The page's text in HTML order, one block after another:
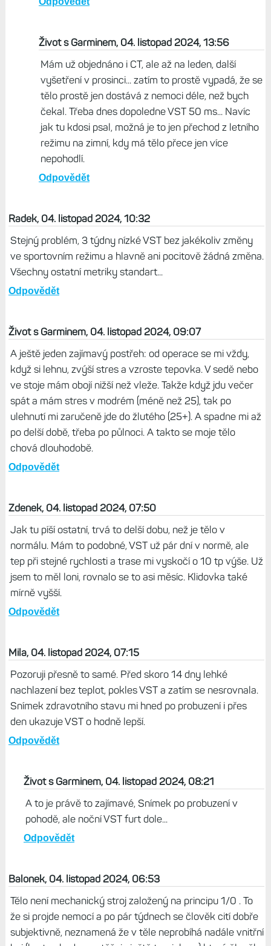
Život s Garminem, 04. listopad 2024, 14:02
jen mi to prostě přijde zvláštní. Faktem ale je, že
mám v průběhu roku období, kdy mám VST spíše
nižší, a naopak období, kdy mi roste nad hranici
optima a tam se drželo klidně měsíc. A pak zase
spadne dolů. Takové jakési dlouhodobé výkyvy...
Odpovědět
Mám už objednáno i CT, ale až na leden, další
tělo prostě jen dostává z nemoci déle, než bych
čekal. Třeba dnes dopoledne VST 50 ms... Navíc
jak tu kdosi psal, možná je to jen přechod z letního
režimu na zimní, kdy má tělo přece jen více
Odpovědět
Radek, 04. listopad 2024, 10:32
Stejný problém, 3 týdny nízké VST bez jakékoliv změny
ve sportovním režimu a hlavně ani pocitově žádná změna.
Všechny ostatní metriky standart...
Odpovědět
A ještě jeden zajímavý postřeh: od operace se mi vždy,
ve stoje mám obojí nižší než vleže. Takže když jdu večer
spát a mám stres v modrém (méně než 25), tak po
ulehnutí mi zaručeně jde do žlutého (25+). A spadne mi až
po delší době, třeba po půlnoci. A takto se moje tělo
chová dlouhodobě.
Odpovědět
Zdenek, 04. listopad 2024, 07:50
Jak tu píší ostatní, trvá to delší dobu, než je tělo v
normálu. Mám to podobné, VST už pár dní v normě, ale
tep při stejné rychlosti a trase mi vyskočí o 10 tp výše. Už
jsem to měl loni, rovnalo se to asi měsíc. Klidovka také
mírně vyšší.
Mila, 04. listopad 2024, 07:15
Pozoruji přesně to samé. Před skoro 14 dny lehké
nachlazení bez teplot, pokles VST a zatím se nesrovnala.
den ukazuje VST o hodně lepší.
Život s Garminem, 04. listopad 2024, 08:21